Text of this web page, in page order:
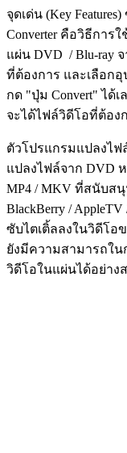
จุดเด่น (Key
Converter คือวิธีการ
แผ่น DVD / Blu-ray
ที่ต้องการ และเลือกอุ
กด "ปุ่ม Convert" ไ
จะได้ไฟล์วิดีโอที่ต้อง
ตัวโปรแกรมแปลงไฟล์
แปลงไฟล์จาก DVD
MP4 / MKV ที่สนับสนุ
BlackBerry /
ซับไตเติ้ลลงในวิดีโ
ยังมีความสามารถใน
วิดีโอในแผ่นได้อย่าง